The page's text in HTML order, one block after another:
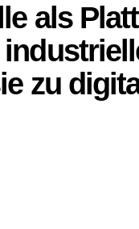
als
zu